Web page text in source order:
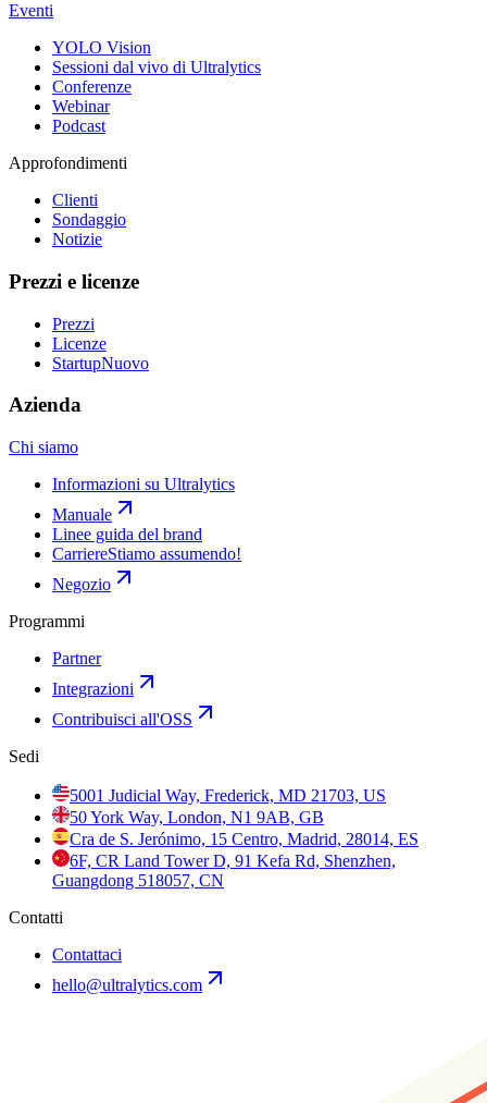
Eventi
YOLO Vision
Sessioni dal vivo di Ultralytics
Conferenze
Webinar
Podcast
Approfondimenti
Clienti
Sondaggio
Notizie
Prezzi e licenze
Prezzi
Licenze
StartupNuovo
Azienda
Chi siamo
Informazioni su Ultralytics
Manuale
Linee guida del brand
CarriereStiamo assumendo!
Negozio
Programmi
Partner
Integrazioni
Contribuisci all'OSS
Sedi
5001 Judicial Way, Frederick, MD 21703, US
50 York Way, London, N1 9AB, GB
Cra de S. Jerónimo, 15 Centro, Madrid, 28014, ES
6F, CR Land Tower D, 91 Kefa Rd, Shenzhen,
Guangdong 518057, CN
Contatti
Contattaci
hello@ultralytics.com